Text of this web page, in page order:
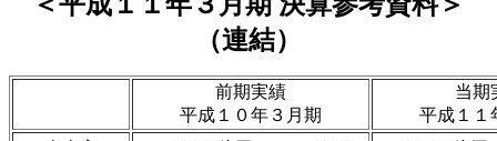
（連結）
前期実績
平成１０年３月期
当期
平成１１